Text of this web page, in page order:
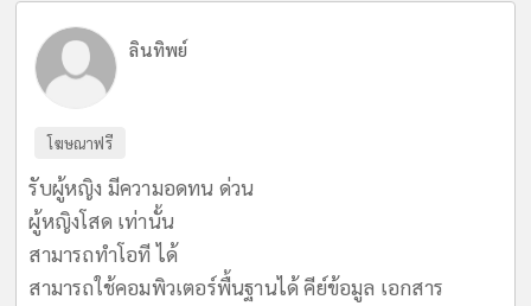
ลินทิพย์
โฆษณาฟรี
รับผู้หญิง มีความอดทน ด่วน
ผู้หญิงโสด เท่านั้น
สามารถทำโอที ได้
สามารถใช้คอมพิวเตอร์พื้นฐานได้ คีย์ข้อมูล เอกสาร